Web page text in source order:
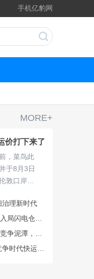
手机亿豹网
MORE+
价打下来了
，菜鸟此
于8月3日
敦口岸
派送收拢
裹落地后
端派送。
治理新时代